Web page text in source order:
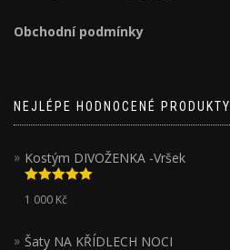
Obchodní podmínky
NEJLÉPE HODNOCENÉ PRODUKTY
Kostým DIVOŽENKA -Vršek
5.00z 5
1 000 Kč
Šaty NA KŘÍDLECH NOCI